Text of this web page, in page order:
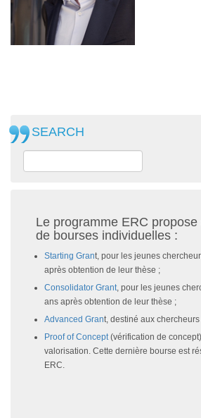
SEARCH
Le programme ERC
de bourses individuelles :
Starting Grant, pour les jeunes
après obtention de leur thèse ;
Consolidator Grant, pour les jeunes
ans après obtention de leur thèse ;
Advanced Grant, destiné aux
Proof of Concept(vérification de
valorisation. Cette dernière bourse est
ERC.